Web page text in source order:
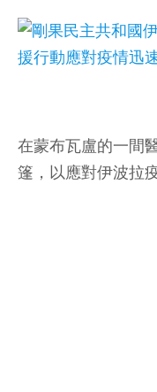
在蒙布瓦盧的一間
篷，以應對伊波拉